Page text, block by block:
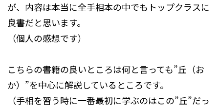
が、内容は本当に全手相本の中でもトップクラスに
良書だと思います。
（個人の感想です）
こちらの書籍の良いところは何と言っても”丘（お
か）”を中心に解説しているところです。
（手相を習う時に一番最初に学ぶのはこの”丘”だっ